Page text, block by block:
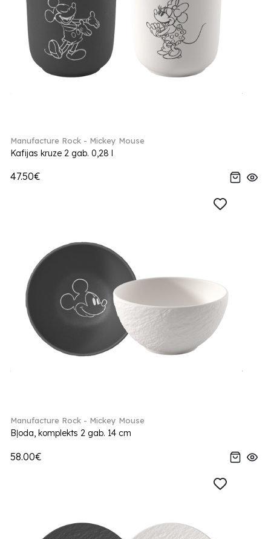
Manufacture Rock - Mickey Mouse
Kafijas kruze 2 gab. 0,28 l
47.50€
Manufacture Rock - Mickey Mouse
Bļoda, komplekts 2 gab. 14 cm
58.00€